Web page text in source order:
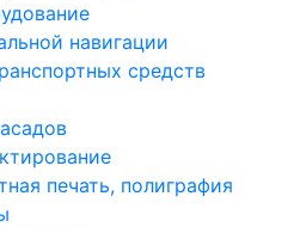
навигации
средств
печать, полиграфия